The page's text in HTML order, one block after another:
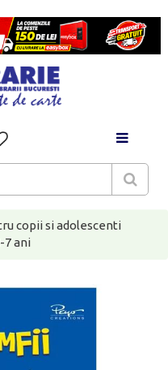
copii si adolescenti
7 ani